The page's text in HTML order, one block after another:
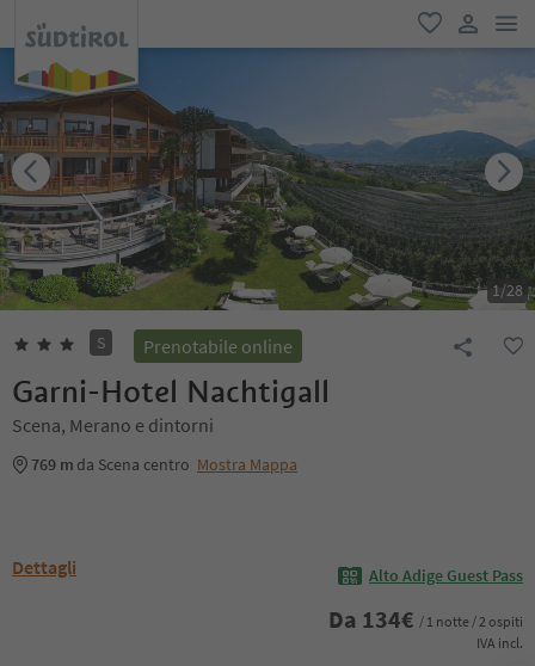
favoriti
user link
1/28
S Prenotabile online
Garni-Hotel Nachtigall
Scena, Merano e dintorni
769 m da Scena centro Mostra Mappa
Dettagli Alto Adige Guest Pass
Da 134€ / 1 notte / 2 ospiti
IVA incl.